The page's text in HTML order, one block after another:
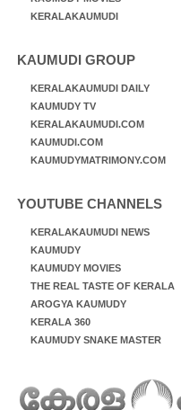
KERALAKAUMUDI
KAUMUDI GROUP
KERALAKAUMUDI DAILY
KAUMUDY TV
KERALAKAUMUDI.COM
KAUMUDI.COM
KAUMUDYMATRIMONY.COM
YOUTUBE CHANNELS
KERALAKAUMUDI NEWS
KAUMUDY
KAUMUDY MOVIES
THE REAL TASTE OF KERALA
AROGYA KAUMUDY
KERALA 360
KAUMUDY SNAKE MASTER